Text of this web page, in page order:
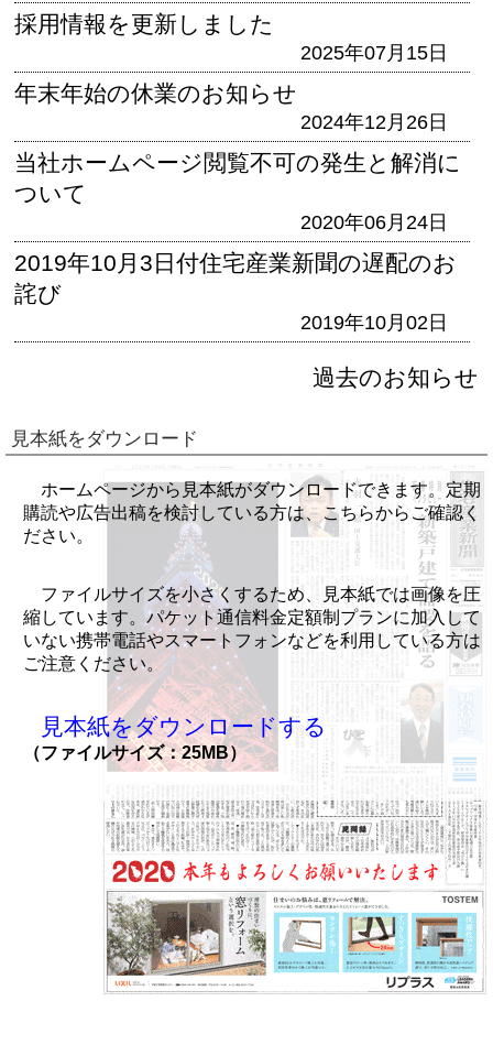
採用情報を更新しました
2025年07月15日
年末年始の休業のお知らせ
2024年12月26日
当社ホームページ閲覧不可の発生と解消に
ついて
2020年06月24日
2019年10月3日付住宅産業新聞の遅配のお
詫び
2019年10月02日
過去のお知らせ
見本紙をダウンロード
ホームページから見本紙がダウンロードできます。定期
購読や広告出稿を検討している方は、こちらからご確認く
ださい。
ファイルサイズを小さくするため、見本紙では画像を圧
縮しています。パケット通信料金定額制プランに加入して
いない携帯電話やスマートフォンなどを利用している方は
ご注意ください。
見本紙をダウンロードする
（ファイルサイズ：25MB）